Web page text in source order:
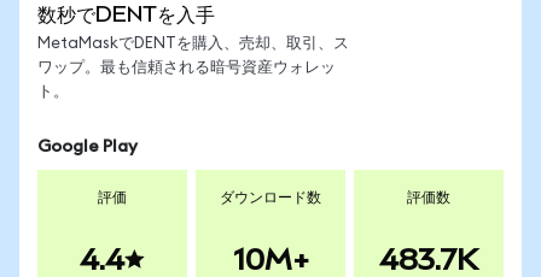
数秒でDENTを入手
MetaMaskでDENTを購入、売却、取引、ス
ワップ。最も信頼される暗号資産ウォレッ
ト。
Google Play
評価
4.4
ダウンロード数
10M+
評価数
483.7K